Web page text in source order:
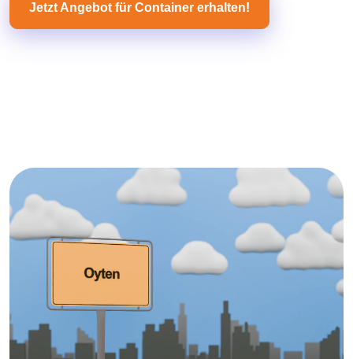
Jetzt Angebot für Container erhalten!